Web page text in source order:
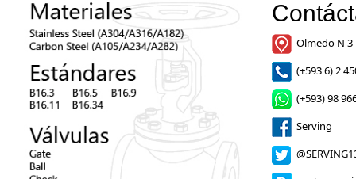
Olmedo N
(+593 6) 2
(+593) 98
Serving